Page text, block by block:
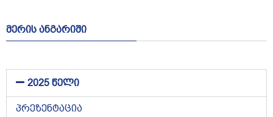
მერის ანგარიში
2025 წელი
პრეზენტაცია